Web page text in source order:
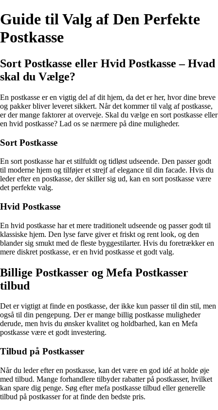
Guide til Valg af Den Perfekte
Postkasse
Sort Postkasse eller Hvid Postkasse – Hvad
skal du Vælge?
En postkasse er en vigtig del af dit hjem, da det er her, hvor dine breve
og pakker bliver leveret sikkert. Når det kommer til valg af postkasse,
er der mange faktorer at overveje. Skal du vælge en sort postkasse eller
en hvid postkasse? Lad os se nærmere på dine muligheder.
Sort Postkasse
En sort postkasse har et stilfuldt og tidløst udseende. Den passer godt
til moderne hjem og tilføjer et strejf af elegance til din facade. Hvis du
leder efter en postkasse, der skiller sig ud, kan en sort postkasse være
det perfekte valg.
Hvid Postkasse
En hvid postkasse har et mere traditionelt udseende og passer godt til
klassiske hjem. Den lyse farve giver et friskt og rent look, og den
blander sig smukt med de fleste byggestilarter. Hvis du foretrækker en
mere diskret postkasse, er en hvid postkasse et godt valg.
Billige Postkasser og Mefa Postkasser
tilbud
Det er vigtigt at finde en postkasse, der ikke kun passer til din stil, men
også til din pengepung. Der er mange billig postkasse muligheder
derude, men hvis du ønsker kvalitet og holdbarhed, kan en Mefa
postkasse være et godt investering.
Tilbud på Postkasser
Når du leder efter en postkasse, kan det være en god idé at holde øje
med tilbud. Mange forhandlere tilbyder rabatter på postkasser, hvilket
kan spare dig penge. Søg efter mefa postkasse tilbud eller generelle
tilbud på postkasser for at finde den bedste pris.